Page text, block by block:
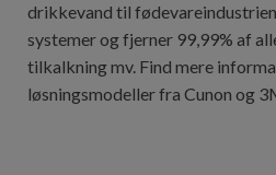
drikkevand til
systemer og fjerner 99,99% af
tilkalkning mv. Find mere
løsningsmodeller fra Cunon og